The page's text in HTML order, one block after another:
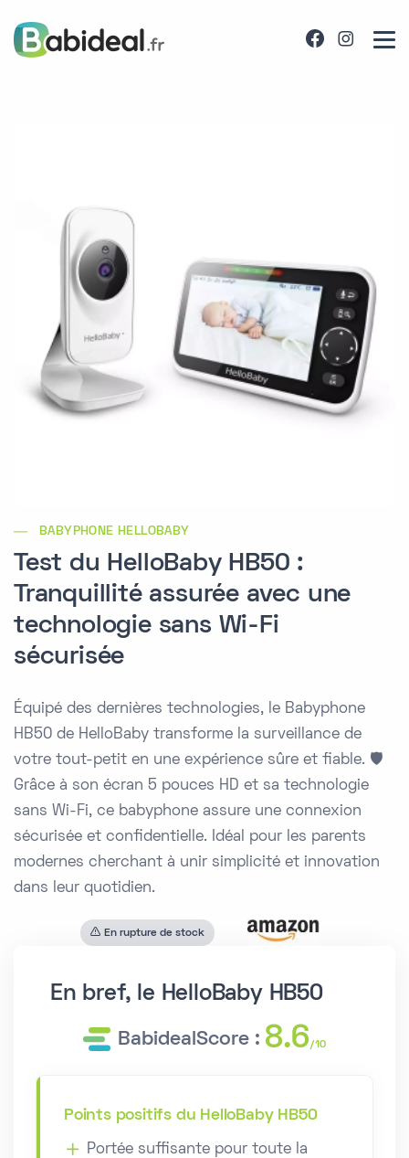
BABYPHONE HELLOBABY
Test du HelloBaby HB50 :
Tranquillité assurée avec une
technologie sans Wi-Fi
sécurisée
Équipé des dernières technologies, le Babyphone
HB50 de HelloBaby transforme la surveillance de
votre tout-petit en une expérience sûre et fiable. 🛡️
Grâce à son écran 5 pouces HD et sa technologie
sans Wi-Fi, ce babyphone assure une connexion
sécurisée et confidentielle. Idéal pour les parents
modernes cherchant à unir simplicité et innovation
dans leur quotidien.
En rupture de stock
En bref, le HelloBaby HB50
BabidealScore : 8.6/10
Points positifs du HelloBaby HB50
Portée suffisante pour toute la